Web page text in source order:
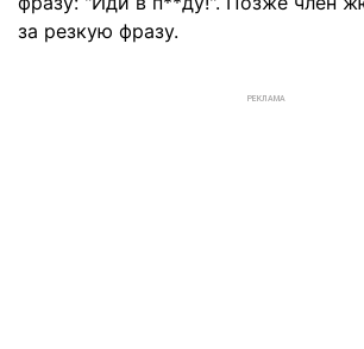
за резкую фразу.
РЕКЛАМА